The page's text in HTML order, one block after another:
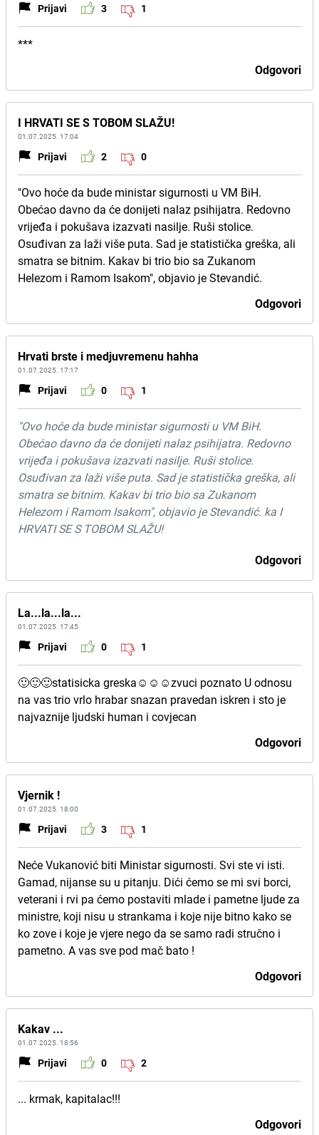
Prijavi 3 1
***
Odgovori
I HRVATI SE S TOBOM SLAŽU!
01.07.2025. 17:04
Prijavi 2 0
"Ovo hoće da bude ministar sigurnosti u VM BiH.
Obećao davno da će donijeti nalaz psihijatra. Redovno
vrijeđa i pokušava izazvati nasilje. Ruši stolice.
Osuđivan za laži više puta. Sad je statistička greška, ali
smatra se bitnim. Kakav bi trio bio sa Zukanom
Helezom i Ramom Isakom", objavio je Stevandić.
Odgovori
Hrvati brste i medjuvremenu hahha
01.07.2025. 17:17
Prijavi 0 1
"Ovo hoće da bude ministar sigurnosti u VM BiH.
Obećao davno da će donijeti nalaz psihijatra. Redovno
vrijeđa i pokušava izazvati nasilje. Ruši stolice.
Osuđivan za laži više puta. Sad je statistička greška, ali
smatra se bitnim. Kakav bi trio bio sa Zukanom
Helezom i Ramom Isakom", objavio je Stevandić. ka I
HRVATI SE S TOBOM SLAŽU!
Odgovori
La...la...la...
01.07.2025. 17:45
Prijavi 0 1
🙂🙂🙂statisicka greska☺☺☺zvuci poznato U odnosu
na vas trio vrlo hrabar snazan pravedan iskren i sto je
najvaznije ljudski human i covjecan
Odgovori
Vjernik !
01.07.2025. 18:00
Prijavi 3 1
Neće Vukanović biti Ministar sigurnosti. Svi ste vi isti.
Gamad, nijanse su u pitanju. Dići ćemo se mi svi borci,
veterani i rvi pa ćemo postaviti mlade i pametne ljude za
ministre, koji nisu u strankama i koje nije bitno kako se
ko zove i koje je vjere nego da se samo radi stručno i
pametno. A vas sve pod mač bato !
Odgovori
Kakav ...
01.07.2025. 18:56
Prijavi 0 2
... krmak, kapitalac!!!
Odgovori